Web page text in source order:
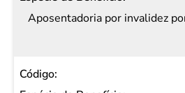
Aposentadoria por invalidez